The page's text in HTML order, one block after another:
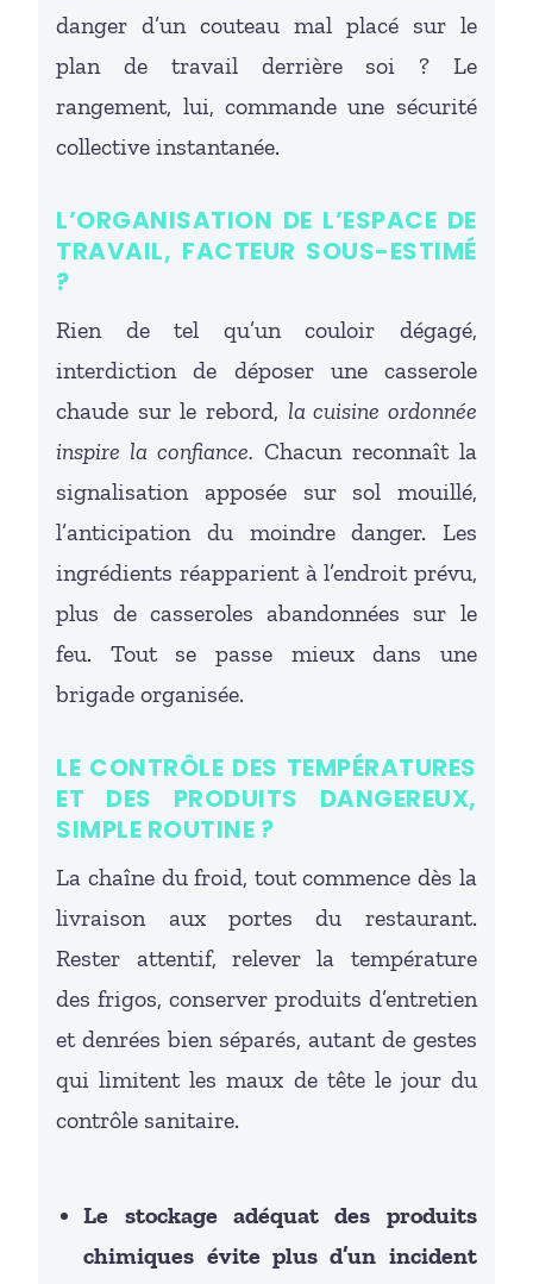
danger d’un couteau mal placé sur le
plan de travail derrière soi ? Le
rangement, lui, commande une sécurité
collective instantanée.
L’ORGANISATION DE L’ESPACE DE
TRAVAIL, FACTEUR SOUS-ESTIMÉ
?
Rien de tel qu’un couloir dégagé,
interdiction de déposer une casserole
chaude sur le rebord, la cuisine ordonnée
inspire la confiance. Chacun reconnaît la
signalisation apposée sur sol mouillé,
l’anticipation du moindre danger. Les
ingrédients réapparient à l’endroit prévu,
plus de casseroles abandonnées sur le
feu. Tout se passe mieux dans une
brigade organisée.
LE CONTRÔLE DES TEMPÉRATURES
ET DES PRODUITS DANGEREUX,
SIMPLE ROUTINE ?
La chaîne du froid, tout commence dès la
livraison aux portes du restaurant.
Rester attentif, relever la température
des frigos, conserver produits d’entretien
et denrées bien séparés, autant de gestes
qui limitent les maux de tête le jour du
contrôle sanitaire.
Le stockage adéquat des produits
chimiques évite plus d’un incident